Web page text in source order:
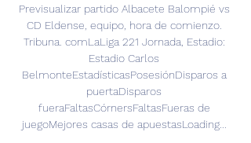
Previsualizar partido Albacete Balompié vs
CD Eldense, equipo, hora de comienzo.
Tribuna. comLaLiga 221 Jornada, Estadio:
Estadio Carlos
BelmonteEstadísticasPosesiónDisparos a
puertaDisparos
fueraFaltasCórnersFaltasFueras de
juegoMejores casas de apuestasLoading...